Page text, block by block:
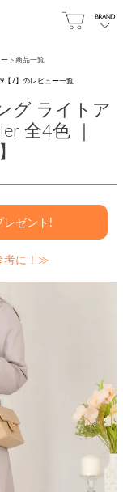
ート商品一覧
【7】のレビュー一覧
グ ライトア
全4色 ｜
レゼント!
考に！≫